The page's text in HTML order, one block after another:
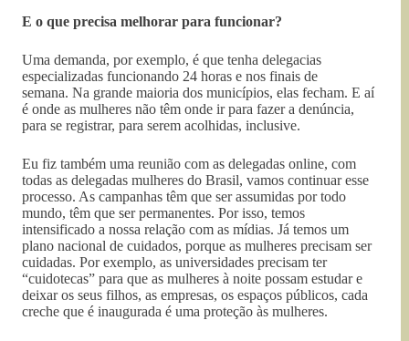
E o que precisa melhorar para funcionar?
Uma demanda, por exemplo, é que tenha delegacias
especializadas funcionando 24 horas e nos finais de
semana. Na grande maioria dos municípios, elas fecham. E aí
é onde as mulheres não têm onde ir para fazer a denúncia,
para se registrar, para serem acolhidas, inclusive.
Eu fiz também uma reunião com as delegadas online, com
todas as delegadas mulheres do Brasil, vamos continuar esse
processo. As campanhas têm que ser assumidas por todo
mundo, têm que ser permanentes. Por isso, temos
intensificado a nossa relação com as mídias. Já temos um
plano nacional de cuidados, porque as mulheres precisam ser
cuidadas. Por exemplo, as universidades precisam ter
“cuidotecas” para que as mulheres à noite possam estudar e
deixar os seus filhos, as empresas, os espaços públicos, cada
creche que é inaugurada é uma proteção às mulheres.